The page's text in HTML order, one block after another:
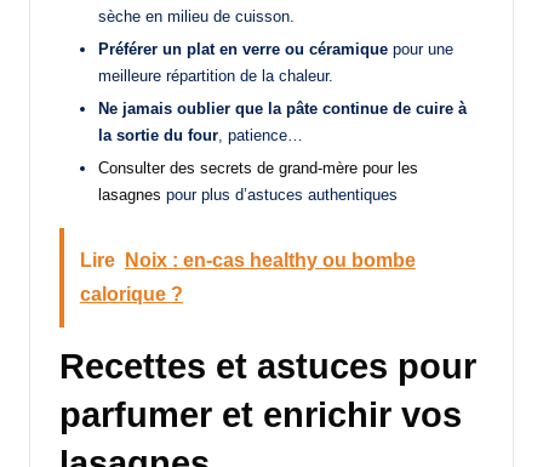
sèche en milieu de cuisson.
Préférer un plat en verre ou céramique pour une
meilleure répartition de la chaleur.
Ne jamais oublier que la pâte continue de cuire à
la sortie du four , patience…
Consulter des secrets de grand-mère pour les
lasagnes pour plus d’astuces authentiques
Lire
Noix : en-cas healthy ou bombe
calorique ?
Recettes et astuces pour
parfumer et enrichir vos